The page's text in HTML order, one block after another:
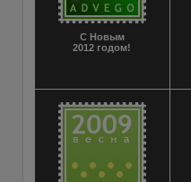
С Новым
2012 годом!